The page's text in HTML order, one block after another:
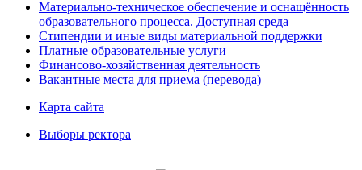
Материально-техническое обеспечение и оснащённость
образовательного процесса. Доступная среда
Стипендии и иные виды материальной поддержки
Платные образовательные услуги
Финансово-хозяйственная деятельность
Вакантные места для приема (перевода)
Карта сайта
Выборы ректора